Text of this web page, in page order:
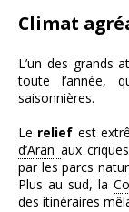
Climat
L’un des grands
toute l’année,
saisonnières.
Le relief est
d’Aran aux
par les parcs
Plus au sud, la
des itinéraires